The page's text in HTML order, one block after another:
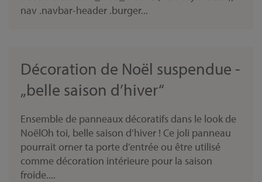
nav .navbar-header .burger...
Décoration de Noël suspendue -
„belle saison d’hiver“
Ensemble de panneaux décoratifs dans le look de
NoëlOh toi, belle saison d’hiver ! Ce joli panneau
pourrait orner ta porte d’entrée ou être utilisé
comme décoration intérieure pour la saison
froide....